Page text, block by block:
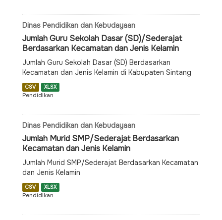
Dinas Pendidikan dan Kebudayaan
Jumlah Guru Sekolah Dasar (SD)/Sederajat
Berdasarkan Kecamatan dan Jenis Kelamin
Jumlah Guru Sekolah Dasar (SD) Berdasarkan
Kecamatan dan Jenis Kelamin di Kabupaten Sintang
CSV XLSX
Pendidikan
Dinas Pendidikan dan Kebudayaan
Jumlah Murid SMP/Sederajat Berdasarkan
Kecamatan dan Jenis Kelamin
Jumlah Murid SMP/Sederajat Berdasarkan Kecamatan
dan Jenis Kelamin
CSV XLSX
Pendidikan